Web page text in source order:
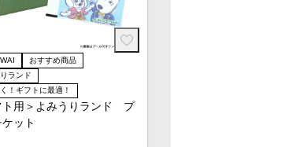
おすすめ商品
ランド
！ギフトに最適！
ト用＞よみうりランド プ
ット